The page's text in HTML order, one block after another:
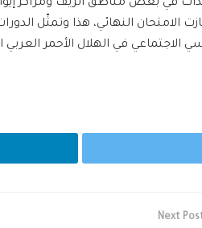
التي أقيمت في منطقة تلكلخ، وذلك بتوزيع الشهادات لـ 57 سيدة
الاجتماعي في الهلال الأحمر
Next